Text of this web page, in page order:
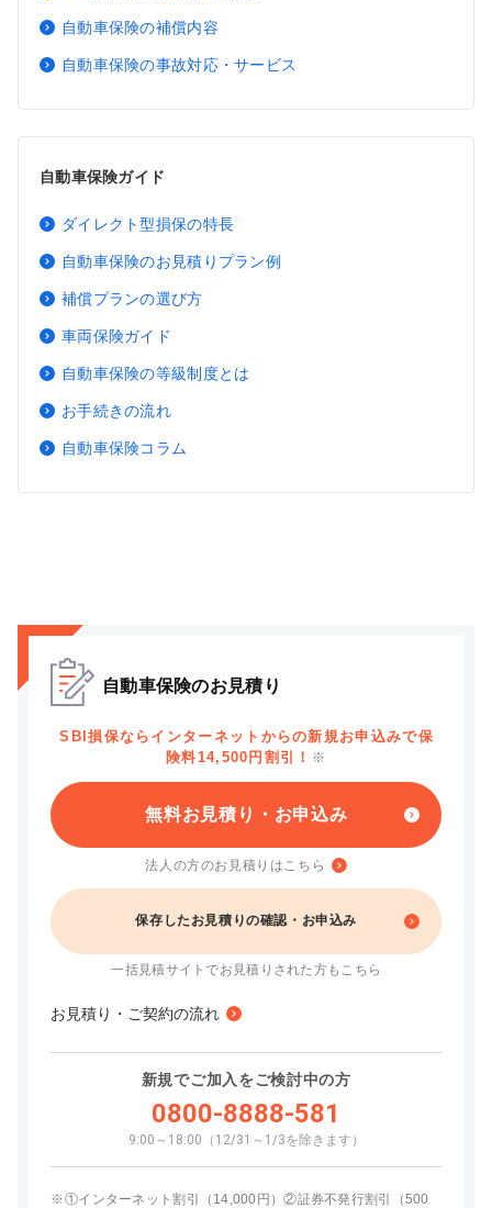
自動車保険の補償内容
自動車保険の事故対応・サービス
自動車保険ガイド
ダイレクト型損保の特長
自動車保険のお見積りプラン例
補償プランの選び方
車両保険ガイド
自動車保険の等級制度とは
お手続きの流れ
自動車保険コラム
自動車保険のお見積り
SBI損保ならインターネットからの新規お申込みで保
険料14,500円割引！ ※
無料お見積り・お申込み
法人の方のお見積りはこちら
保存したお見積りの確認・お申込み
一括見積サイトでお見積りされた方もこちら
お見積り・ご契約の流れ
新規でご加入をご検討中の方
0800-8888-581
9:00～18:00（12/31～1/3を除きます）
※①インターネット割引（14,000円）②証券不発行割引（500